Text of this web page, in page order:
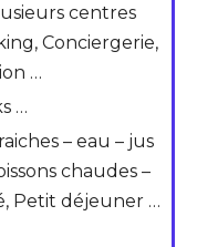
centres
Conciergerie,
…
…
– eau – jus
chaudes –
Petit déjeuner …